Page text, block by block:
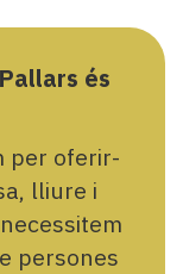
és
per oferir-
lliure i
persones